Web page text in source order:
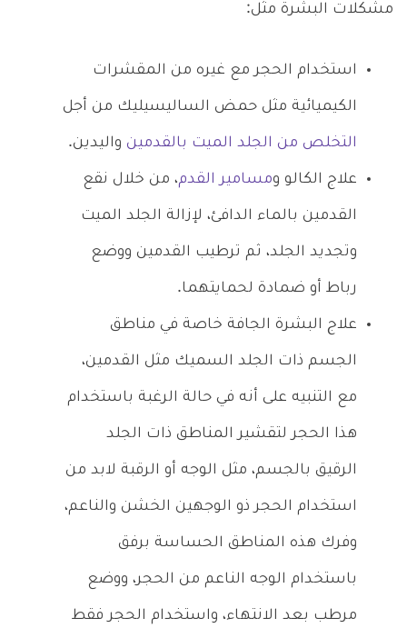
مشكلات البشرة مثل:
استخدام الحجر مع غيره من المقشرات
الكيميائية مثل حمض الساليسيليك من أجل
التخلص من الجلد الميت بالقدمين واليدين.
علاج الكالو ومسامير القدم، من خلال نقع
القدمين بالماء الدافئ، لإزالة الجلد الميت
وتجديد الجلد، ثم ترطيب القدمين ووضع
رباط أو ضمادة لحمايتهما.
علاج البشرة الجافة خاصة في مناطق
الجسم ذات الجلد السميك مثل القدمين،
مع التنبيه على أنه في حالة الرغبة باستخدام
هذا الحجر لتقشير المناطق ذات الجلد
الرقيق بالجسم، مثل الوجه أو الرقبة لابد من
استخدام الحجر ذو الوجهين الخشن والناعم،
وفرك هذه المناطق الحساسة برفق
باستخدام الوجه الناعم من الحجر، ووضع
مرطب بعد الانتهاء، واستخدام الحجر فقط